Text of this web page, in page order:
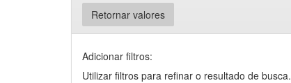
Retornar valores
Adicionar filtros:
Utilizar filtros para refinar o resultado de busca.